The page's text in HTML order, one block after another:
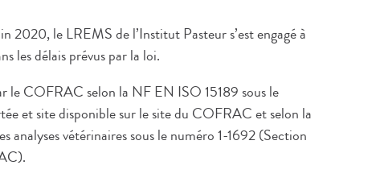
le LREMS de l’Institut Pasteur s’est engagé à
les délais prévus par la loi.
le COFRAC selon la NF EN ISO 15189 sous le
et site disponible sur le site du COFRAC et selon la
vétérinaires sous le numéro 1-1692 (Section